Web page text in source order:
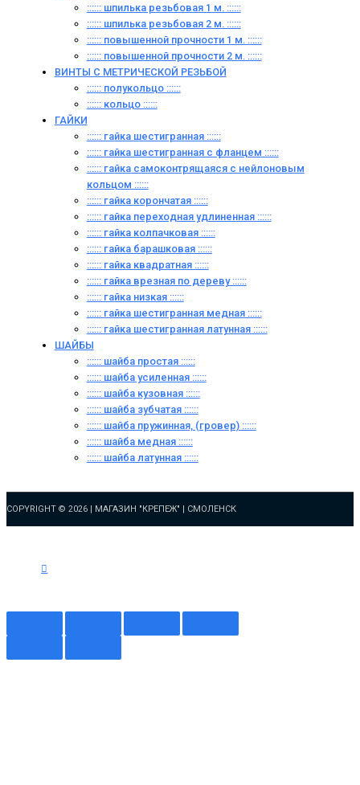
:::::: шпилька резьбовая 1 м. ::::::
:::::: шпилька резьбовая 2 м. ::::::
:::::: повышенной прочности 1 м. ::::::
:::::: повышенной прочности 2 м. ::::::
ВИНТЫ C МЕТРИЧЕСКОЙ РЕЗЬБОЙ
:::::: полукольцо ::::::
:::::: кольцо ::::::
ГАЙКИ
:::::: гайка шестигранная ::::::
:::::: гайка шестигранная с фланцем ::::::
:::::: гайка самоконтрящаяся с нейлоновым
кольцом ::::::
:::::: гайка корончатая ::::::
:::::: гайка переходная удлиненная ::::::
:::::: гайка колпачковая ::::::
:::::: гайка барашковая ::::::
:::::: гайка квадратная ::::::
:::::: гайка врезная по дереву ::::::
:::::: гайка низкая ::::::
:::::: гайка шестигранная медная ::::::
:::::: гайка шестигранная латунная ::::::
ШАЙБЫ
:::::: шайба простая ::::::
:::::: шайба усиленная ::::::
:::::: шайба кузовная ::::::
:::::: шайба зубчатая ::::::
:::::: шайба пружинная, (гровер) ::::::
:::::: шайба медная ::::::
:::::: шайба латунная ::::::
COPYRIGHT © 2026 | МАГАЗИН "КРЕПЕЖ" | СМОЛЕНСК